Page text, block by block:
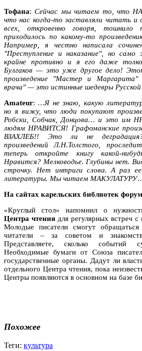
Тофана:Сейчас мы читаем то, что
что нас когда-то заставляли читать и
всех, откровенно говоря, тошнило
приходилось по какому-то
Например, я честно написала
"Преступление и наказание", но само
крайне противно и я его даже
Булгаков — это уже другое дело!
произведение "Мастер и Маргарита"
врача" — это истинные шедевры
Amateur:…Я не знаю, какую
но я вижу, что люди покупают
Робски, Собчак, Донцова… и это им
людям НРАВИТСЯ! Графоманские
ВЗАХЛЕБ!! Это ли не
произведений Л.Н.Толстого,
теперь откройте книгу какой-
Нравится? Мелководье. Глубины нет.
строчку. Нет интриги слова. А раз
литературы. Мы читаем МАКУЛАТУРУ
На сайтах карельских библиотек
«Круглый стол» напомнил о
Центра чтения для регулярных встреч
Молодые писатели смогут
читатели – за советом и
Представляете, сколько событий
Необходимые бумаги от Союза
государственные органы. Дадут ли
отдельного Центра чтения, пока
Центры появляются в основном на базе
Похожее
Теги: культура